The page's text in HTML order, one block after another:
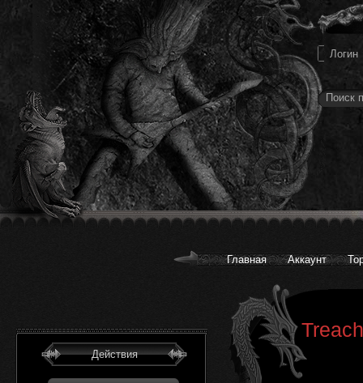
Главная Аккаунт
Действия